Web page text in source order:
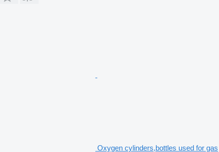
Oxygen cylinders,bottles used for gas